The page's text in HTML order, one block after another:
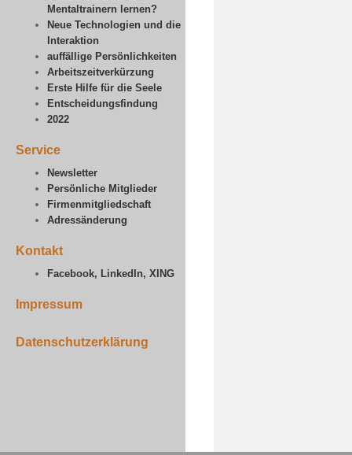
Mentaltrainern lernen?
Neue Technologien und die
Interaktion
auffällige Persönlichkeiten
Arbeitszeitverkürzung
Erste Hilfe für die Seele
Entscheidungsfindung
2022
Service
Newsletter
Persönliche Mitglieder
Firmenmitgliedschaft
Adressänderung
Kontakt
Facebook, LinkedIn, XING
Impressum
Datenschutzerklärung